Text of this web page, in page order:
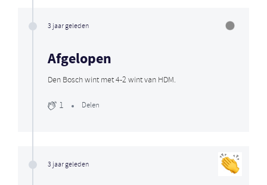
3 jaar geleden
Afgelopen
Den Bosch wint met 4-2 wint van HDM.
1 Delen
3 jaar geleden